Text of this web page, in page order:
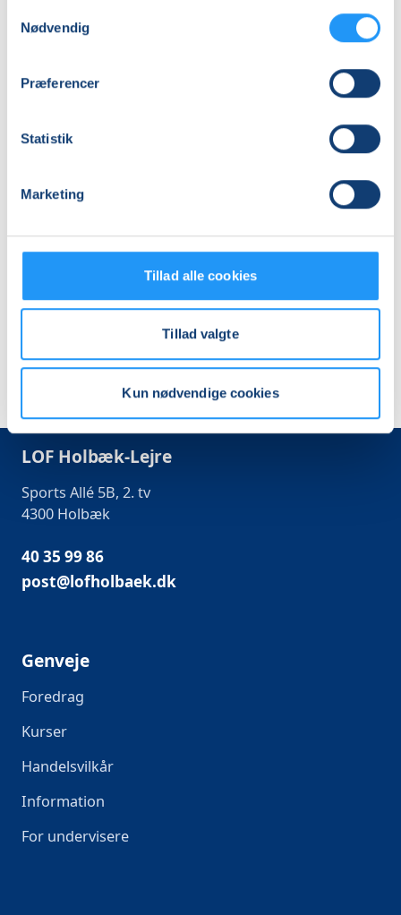
Nødvendig
Præferencer
Statistik
Marketing
Tillad alle cookies
Tillad valgte
Kun nødvendige cookies
SVAMPETUR
Ledige pladser
Lenette Schunck Svendsen
SVAMPETUR
Ledige pladser
Holbæk
Lenette Schunck Svendsen
LOF Holbæk-Lejre
Sports Allé 5B, 2. tv
4300 Holbæk
40 35 99 86
post@lofholbaek.dk
Genveje
Foredrag
Kurser
Handelsvilkår
Information
For undervisere